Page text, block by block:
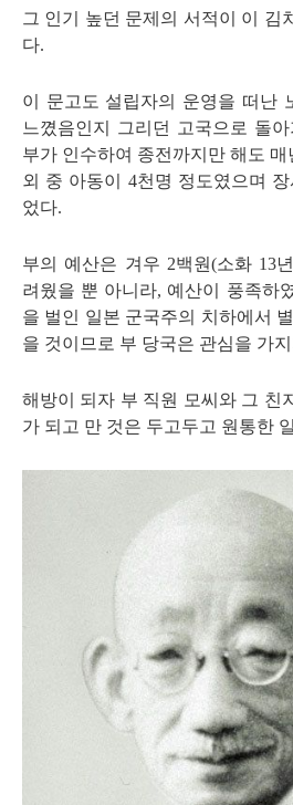
그 인기 높던 문제의 서적이 이 김
다.
이 문고도 설립자의 운영을 떠난
느꼈음인지 그리던 고국으로 돌
부가 인수하여 종전까지만 해도
외 중 아동이 4천명 정도였으며
었다.
부의 예산은 겨우 2백원(소화 13
려웠을 뿐 아니라, 예산이 풍족하
을 벌인 일본 군국주의 치하에서
을 것이므로 부 당국은 관심을 가
해방이 되자 부 직원 모씨와 그 친
가 되고 만 것은 두고두고 원통한